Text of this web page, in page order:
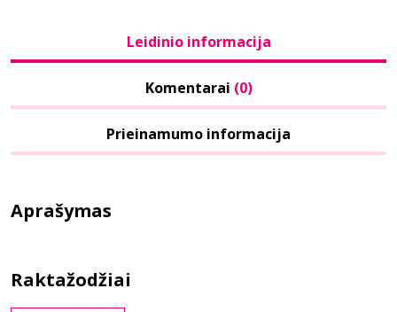
Leidinio informacija
Komentarai (0)
Prieinamumo informacija
Aprašymas
Raktažodžiai